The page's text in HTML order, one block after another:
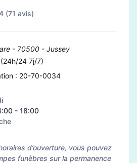
(71 avis)
- 70500 - Jussey
(24h/24 7j/7)
: 20-70-0034
- 18:00
d’ouverture, vous pouvez
funèbres sur la permanence